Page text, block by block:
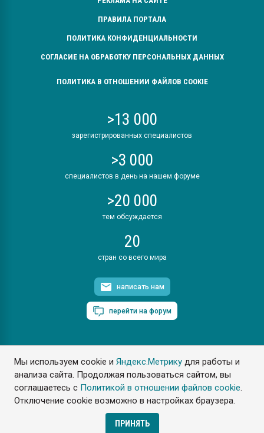
Мы используем cookie иЯндекс.Метрику для работы и
анализа сайта. Продолжая пользоваться сайтом, вы
соглашаетесь с Политикой в отношении файлов cookie.
Отключение cookie возможно в настройках браузера.
ПРИНЯТЬ
ПРАВИЛА ПОРТАЛА
ПОЛИТИКА КОНФИДЕНЦИАЛЬНОСТИ
СОГЛАСИЕ НА ОБРАБОТКУ ПЕРСОНАЛЬНЫХ ДАННЫХ
ПОЛИТИКА В ОТНОШЕНИИ ФАЙЛОВ COOKIE
>13 000
зарегистрированных специалистов
>3 000
специалистов в день на нашем форуме
>20 000
тем обсуждается
20
стран со всего мира
написать нам
перейти на форум
ПластЭксперт © 2006. Все права защищены
Разрешается копирование материалов сайта с обязательной
ссылкой на www.e-plastic.ru
Разработка сайта